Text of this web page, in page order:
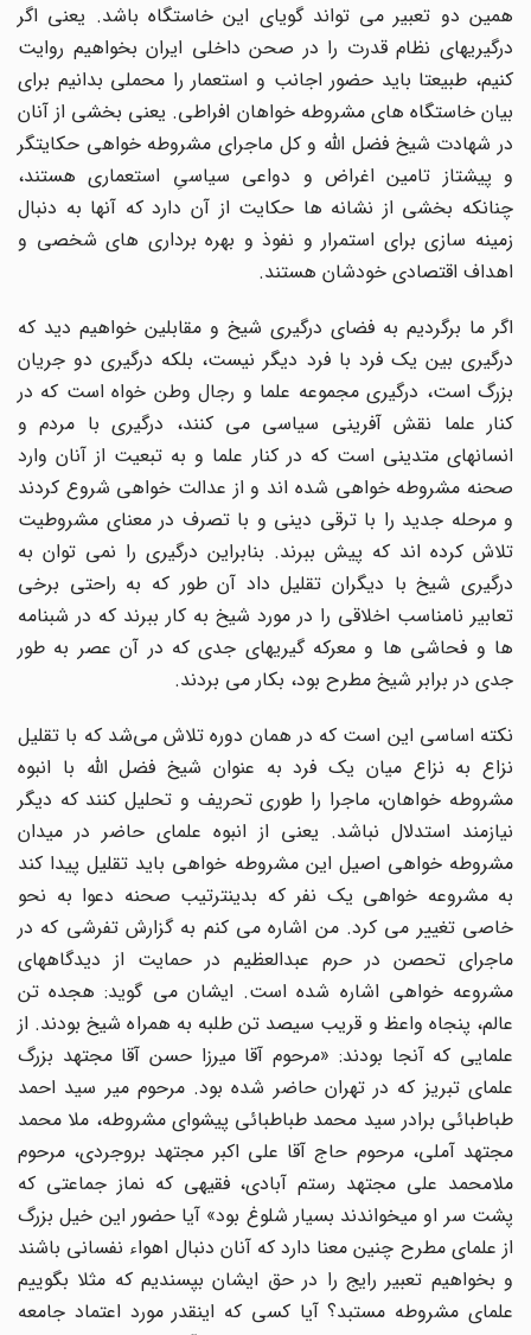
همین دو تعبیر می تواند گویای این خاستگاه باشد. یعنی اگر
درگیریهای نظام قدرت را در صحن داخلی ایران بخواهیم روایت
کنیم، طبیعتا باید حضور اجانب و استعمار را محملی بدانیم برای
بیان خاستگاه های مشروطه خواهان افراطی. یعنی بخشی از آنان
در شهادت شیخ فضل الله و کل ماجرای مشروطه خواهی حکایتگر
و پیشتاز تامین اغراض و دواعی سیاسیِ استعماری هستند،
چنانکه بخشی از نشانه ها حکایت از آن دارد که آنها به دنبال
زمینه سازی برای استمرار و نفوذ و بهره برداری های شخصی و
اهداف اقتصادی خودشان هستند.
اگر ما برگردیم به فضای درگیری شیخ و مقابلین خواهیم دید که
درگیری بین یک فرد با فرد دیگر نیست، بلکه درگیری دو جریان
بزرگ است، درگیری مجموعه علما و رجال وطن خواه است که در
کنار علما نقش آفرینی سیاسی می کنند، درگیری با مردم و
انسانهای متدینی است که در کنار علما و به تبعیت از آنان وارد
صحنه مشروطه خواهی شده اند و از عدالت خواهی شروع کردند
و مرحله جدید را با ترقی دینی و با تصرف در معنای مشروطیت
تلاش کرده اند که پیش ببرند. بنابراین درگیری را نمی توان به
درگیری شیخ با دیگران تقلیل داد آن طور که به راحتی برخی
تعابیر نامناسب اخلاقی را در مورد شیخ به کار ببرند که در شبنامه
ها و فحاشی ها و معرکه گیریهای جدی که در آن عصر به طور
جدی در برابر شیخ مطرح بود، بکار می بردند.
نکته اساسی این است که در همان دوره تلاش می‌شد که با تقلیل
نزاع به نزاع میان یک فرد به عنوان شیخ فضل الله با انبوه
مشروطه خواهان، ماجرا را طوری تحریف و تحلیل کنند که دیگر
نیازمند استدلال نباشد. یعنی از انبوه علمای حاضر در میدان
مشروطه خواهی اصیل این مشروطه خواهی باید تقلیل پیدا کند
به مشروعه خواهی یک نفر که بدینترتیب صحنه دعوا به نحو
خاصی تغییر می کرد. من اشاره می کنم به گزارش تفرشی که در
ماجرای تحصن در حرم عبدالعظیم در حمایت از دیدگاههای
مشروعه خواهی اشاره شده است. ایشان می گوید: هجده تن
عالم، پنجاه واعظ و قریب سیصد تن طلبه به همراه شیخ بودند. از
علمایی که آنجا بودند: «مرحوم آقا میرزا حسن آقا مجتهد بزرگ
علمای تبریز که در تهران حاضر شده بود. مرحوم میر سید احمد
طباطبائی برادر سید محمد طباطبائی پیشوای مشروطه، ملا محمد
مجتهد آملی، مرحوم حاج آقا علی اکبر مجتهد بروجردی، مرحوم
ملامحمد علی مجتهد رستم آبادی، فقیهی که نماز جماعتی که
پشت سر او میخواندند بسیار شلوغ بود» آیا حضور این خیل بزرگ
از علمای مطرح چنین معنا دارد که آنان دنبال اهواء نفسانی باشند
و بخواهیم تعبیر رایج را در حق ایشان بپسندیم که مثلا بگوییم
علمای مشروطه مستبد؟ آیا کسی که اینقدر مورد اعتماد جامعه